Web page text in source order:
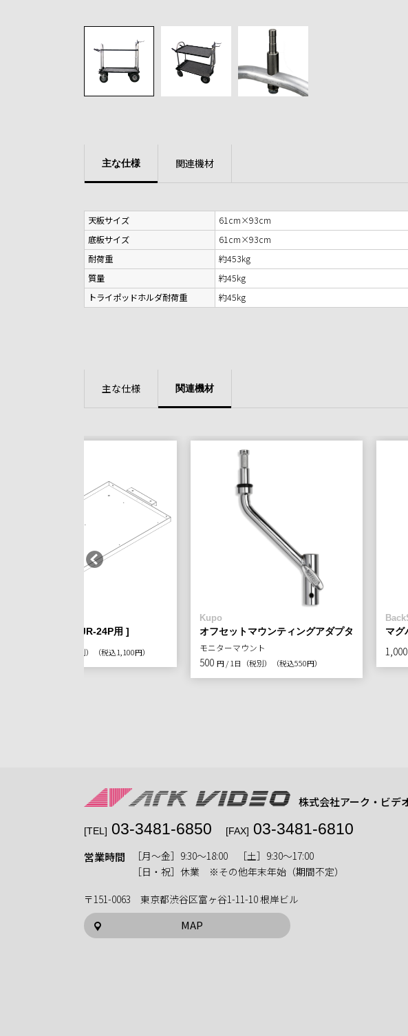
主な仕様 関連機材
天板サイズ
61cm×93cm
底板サイズ
61cm×93cm
耐荷重
約453kg
質量
約45kg
トライポッドホルダ耐荷重
約45kg
主な仕様 関連機材
追加中段棚板 [ JR-24P用 ]
円 / 1日（税別） （税込1,100円）
Kupo
オフセットマウンティングアダプタ
モニターマウント
500 円 / 1日（税別） （税込550円）
マグ
1,000
株式会社アーク・ビデ
[TEL] 03-3481-6850 [FAX] 03-3481-6810
営業時間
［月〜金］9:30〜18:00 ［土］9:30〜17:00
［日・祝］休業 ※その他年末年始（期間不定）
〒151-0063 東京都渋谷区富ヶ谷1-11-10 根岸ビル
MAP